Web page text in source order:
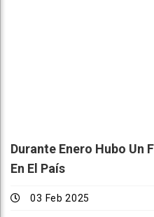
Durante Enero Hubo Un
En El País
03 Feb 2025